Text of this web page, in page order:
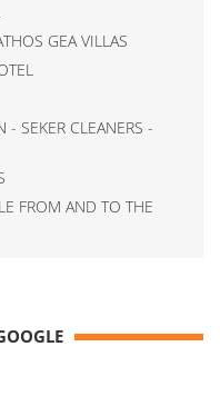
GEA VILLAS
CLEANERS -
FROM AND TO THE